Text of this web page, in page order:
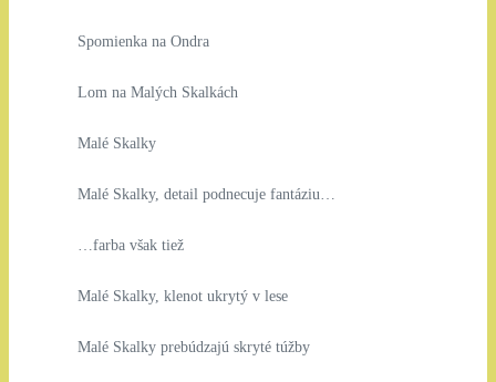
Spomienka na Ondra
Lom na Malých Skalkách
Malé Skalky
Malé Skalky, detail podnecuje fantáziu…
…farba však tiež
Malé Skalky, klenot ukrytý v lese
Malé Skalky prebúdzajú skryté túžby